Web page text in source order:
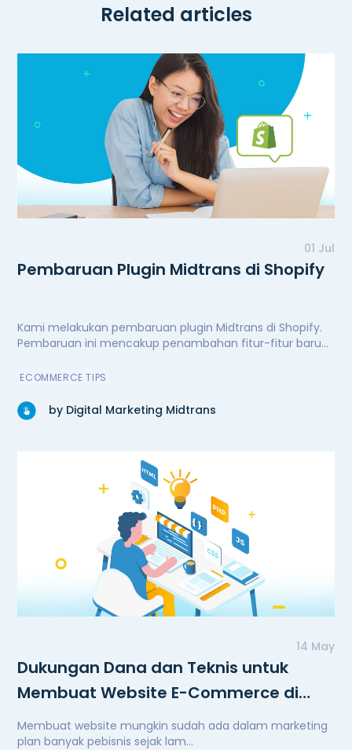
Related articles
01 Jul
Pembaruan Plugin Midtrans di Shopify
Kami melakukan pembaruan plugin Midtrans di Shopify.
Pembaruan ini mencakup penambahan fitur-fitur baru
peningkatan performa secara signifikan, serta perbaikan
ECOMMERCE TIPS
by Digital Marketing Midtrans
14 May
Dukungan Dana dan Teknis untuk
Membuat Website E-Commerce di
Masa Pandemi
Membuat website mungkin sudah ada dalam marketing
plan banyak pebisnis sejak lam...